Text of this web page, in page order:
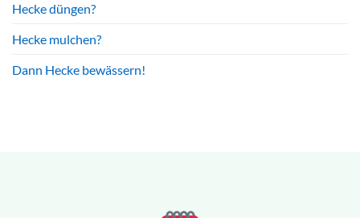
Hecke düngen?
Hecke mulchen?
Dann Hecke bewässern!